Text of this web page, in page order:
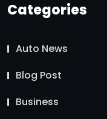
Categories
Auto News
Blog Post
Business